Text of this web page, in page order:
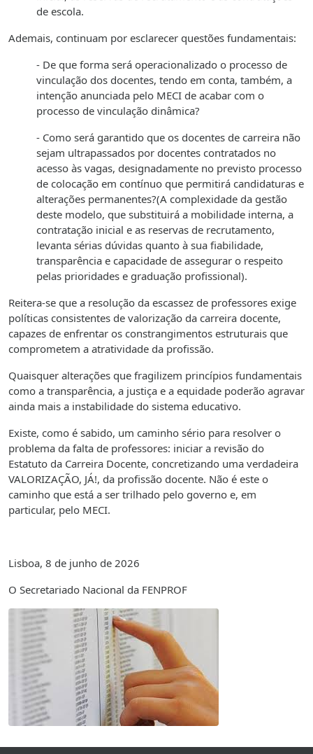
de escola.
Ademais, continuam por esclarecer questões fundamentais:
- De que forma será operacionalizado o processo de
vinculação dos docentes, tendo em conta, também, a
intenção anunciada pelo MECI de acabar com o
processo de vinculação dinâmica?
- Como será garantido que os docentes de carreira não
sejam ultrapassados por docentes contratados no
acesso às vagas, designadamente no previsto processo
de colocação em contínuo que permitirá candidaturas e
alterações permanentes?(A complexidade da gestão
deste modelo, que substituirá a mobilidade interna, a
contratação inicial e as reservas de recrutamento,
levanta sérias dúvidas quanto à sua fiabilidade,
transparência e capacidade de assegurar o respeito
pelas prioridades e graduação profissional).
Reitera-se que a resolução da escassez de professores exige
políticas consistentes de valorização da carreira docente,
capazes de enfrentar os constrangimentos estruturais que
comprometem a atratividade da profissão.
Quaisquer alterações que fragilizem princípios fundamentais
como a transparência, a justiça e a equidade poderão agravar
ainda mais a instabilidade do sistema educativo.
Existe, como é sabido, um caminho sério para resolver o
problema da falta de professores: iniciar a revisão do
Estatuto da Carreira Docente, concretizando uma verdadeira
VALORIZAÇÃO, JÁ!, da profissão docente. Não é este o
caminho que está a ser trilhado pelo governo e, em
particular, pelo MECI.
Lisboa, 8 de junho de 2026
O Secretariado Nacional da FENPROF